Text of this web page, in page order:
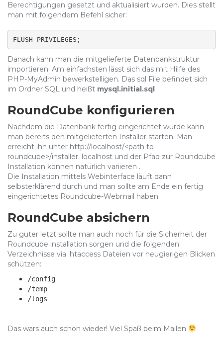
Berechtigungen gesetzt und aktualisiert wurden. Dies stellt
man mit folgendem Befehl sicher:
FLUSH PRIVILEGES;
Danach kann man die mitgelieferte Datenbankstruktur
importieren. Am einfachsten lässt sich das mit Hilfe des
PHP-MyAdmin bewerkstelligen. Das sql File befindet sich
im Ordner SQL und heißt mysql.initial.sql
RoundCube konfigurieren
Nachdem die Datenbank fertig eingerichtet wurde kann
man bereits den mitgelieferten Installer starten. Man
erreicht ihn unter http://localhost/<path to
roundcube>/installer. localhost und der Pfad zur Roundcube
Installation können natürlich variieren .
Die Installation mittels Webinterface läuft dann
selbsterklärend durch und man sollte am Ende ein fertig
eingerichtetes Roundcube-Webmail haben.
RoundCube absichern
Zu guter letzt sollte man auch noch für die Sicherheit der
Roundcube installation sorgen und die folgenden
Verzeichnisse via .htaccess Dateien vor neugierigen Blicken
schützen:
/config
/temp
/logs
Das wars auch schon wieder! Viel Spaß beim Mailen